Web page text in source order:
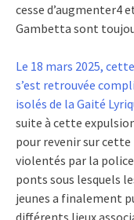
cesse d’augmenter4
Gambetta sont
Le 18 mars 2025,
s’est retrouvée
isolés de la Gaité
suite à cette
pour revenir sur cette
violentés par la
ponts sous lesquels
jeunes a finalement
différents lieux